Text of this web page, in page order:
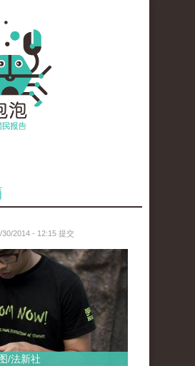
2014 - 12:15 提交
/法新社